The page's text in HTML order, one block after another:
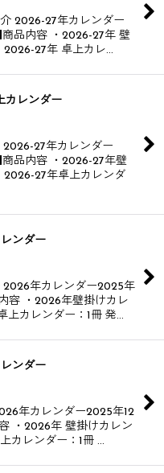
2026-27年カレンダー​
品内容 ・2026-27年 壁
2026-27年 卓上カレ…
カレンダー
27年カレンダー​
品内容 ・2026-27年壁
2026-27年卓上カレンダ
ンダー
年カレンダー​ 2025年
容 ・2026年壁掛けカレ
上カレンダー：1冊 発…
ンダー
年カレンダー​​ 2025年12
・2026年 壁掛けカレン
カレンダー：1冊 …